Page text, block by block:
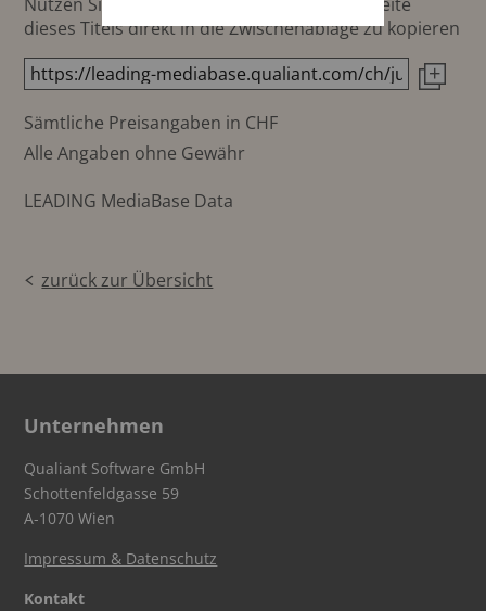
dieses Titels direkt in die Zwischenablage zu kopieren
Sämtliche Preisangaben in CHF
Alle Angaben ohne Gewähr
LEADING MediaBase Data
zurück zur Übersicht
Unternehmen
Qualiant Software GmbH
Schottenfeldgasse 59
A-1070 Wien
Impressum & Datenschutz
Kontakt